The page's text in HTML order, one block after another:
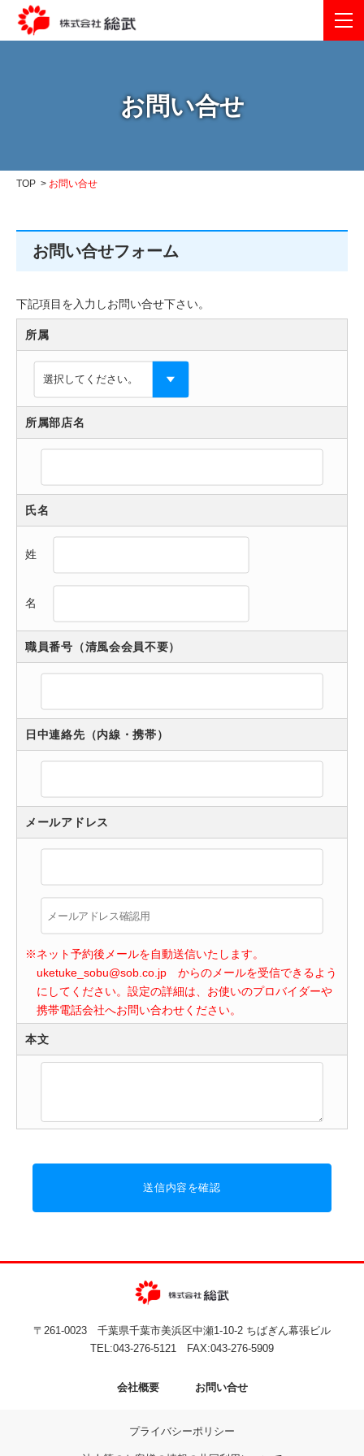
会社概要 ログアウト
お問い合せ
TOP お問い合せ
お問い合せフォーム
下記項目を入力しお問い合せ下さい。
所属
所属部店名
氏名
姓
名
職員番号（清風会会員不要）
日中連絡先（内線・携帯）
メールアドレス
※ネット予約後メールを自動送信いたします。
uketuke_sobu@sob.co.jp からのメールを受信できるよう
にしてください。設定の詳細は、お使いのプロバイダーや
携帯電話会社へお問い合わせください。
本文
送信内容を確認
〒261-0023 千葉県千葉市美浜区中瀬1-10-2 ちばぎん幕張ビル
TEL:043-276-5121 FAX:043-276-5909
会社概要 お問い合せ
プライバシーポリシー